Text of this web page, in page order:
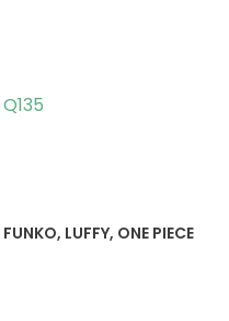
Q135
FUNKO, LUFFY, ONE PIECE